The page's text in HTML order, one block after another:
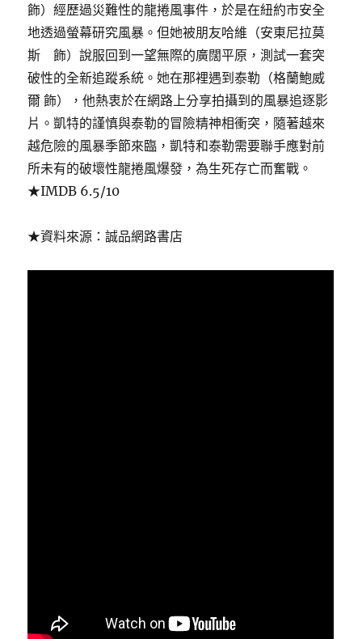
飾）經歷過災難性的龍捲風事件，於是在紐約市安全
地透過螢幕研究風暴。但她被朋友哈維（安東尼拉莫
斯 飾）說服回到一望無際的廣闊平原，測試一套突
破性的全新追蹤系統。她在那裡遇到泰勒（格蘭鮑威
爾 飾），他熱衷於在網路上分享拍攝到的風暴追逐影
片。凱特的謹慎與泰勒的冒險精神相衝突，隨著越來
越危險的風暴季節來臨，凱特和泰勒需要聯手應對前
所未有的破壞性龍捲風爆發，為生死存亡而奮戰。
★IMDB 6.5/10
★資料來源：誠品網路書店